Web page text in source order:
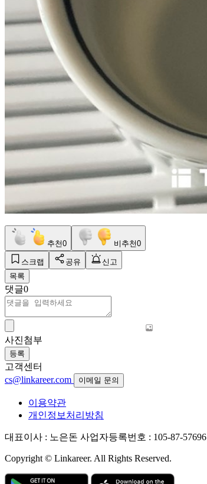
추천0 비추천0
스크랩 공유
신고
목록
댓글0
사진첨부
등록
고객센터
cs@linkareer.com
이메일 문의
이용약관
개인정보처리방침
대표이사 : 노은돈 사업자등록번호 : 105-87-57696
Copyright © Linkareer. All Rights Reserved.